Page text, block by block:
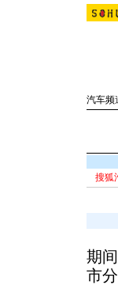
汽车频
搜狐
新
期
市